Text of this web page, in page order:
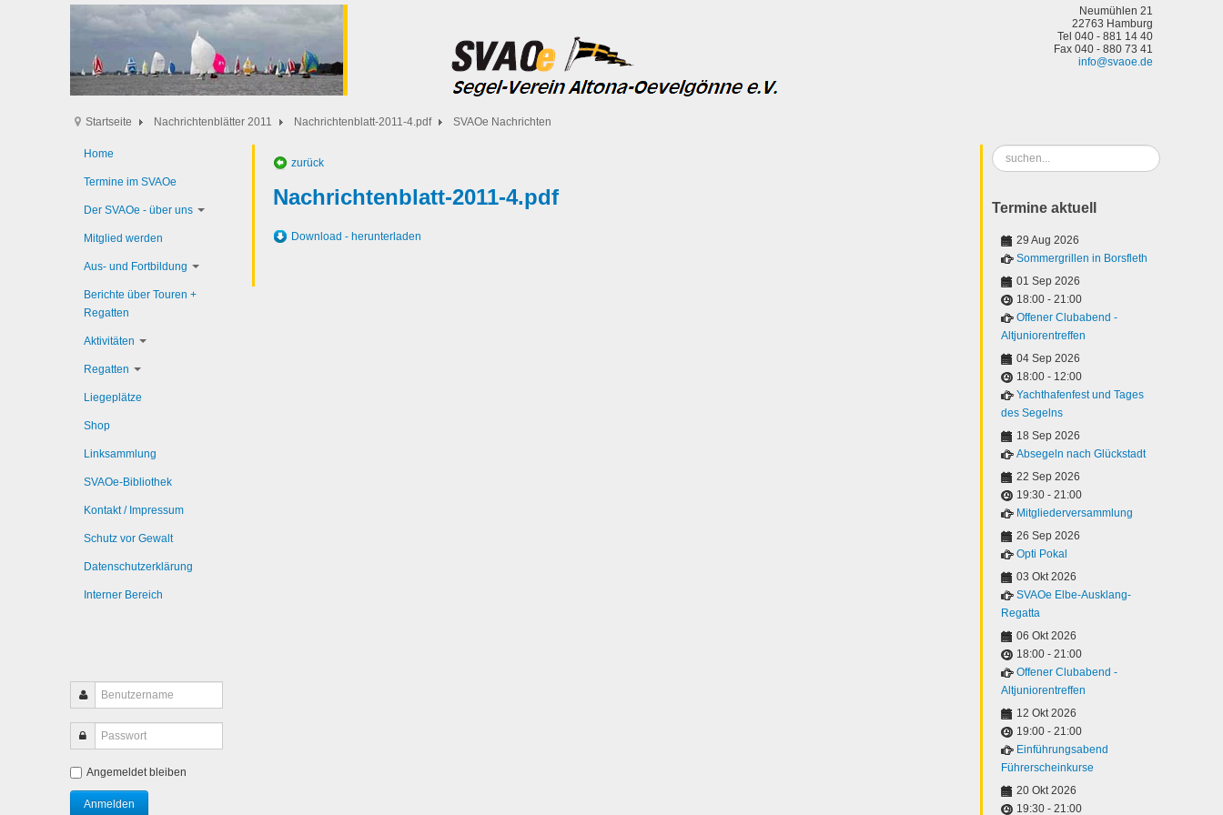
Neumühlen 21
22763 Hamburg
Tel 040 - 881 14 40
Fax 040 - 880 73 41
info@svaoe.de
Startseite Nachrichtenblätter 2011 Nachrichtenblatt-2011-4.pdf SVAOe Nachrichten
zurück
Nachrichtenblatt-2011-4.pdf
Download - herunterladen
Home
Termine im SVAOe
Der SVAOe - über uns
Mitglied werden
Aus- und Fortbildung
Berichte über Touren +
Regatten
Aktivitäten
Regatten
Liegeplätze
Shop
Linksammlung
SVAOe-Bibliothek
Kontakt / Impressum
Schutz vor Gewalt
Datenschutzerklärung
Interner Bereich
Angemeldet bleiben
Suchen
...
Termine aktuell
29 Aug 2026
Sommergrillen in Borsfleth
01 Sep 2026
18:00 - 21:00
Offener Clubabend -
Altjuniorentreffen
04 Sep 2026
18:00 - 12:00
Yachthafenfest und Tages
des Segelns
18 Sep 2026
Absegeln nach Glückstadt
22 Sep 2026
19:30 - 21:00
Mitgliederversammlung
26 Sep 2026
Opti Pokal
03 Okt 2026
SVAOe Elbe-Ausklang-
Regatta
06 Okt 2026
18:00 - 21:00
Offener Clubabend -
Altjuniorentreffen
12 Okt 2026
19:00 - 21:00
Einführungsabend
Führerscheinkurse
20 Okt 2026
19:30 - 21:00